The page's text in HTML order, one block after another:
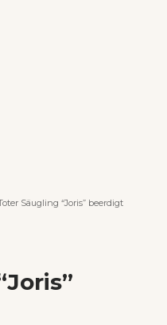
Säugling “Joris” beerdigt